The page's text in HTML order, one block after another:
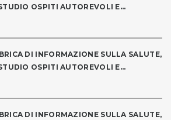
OSPITI AUTOREVOLI E...
DI INFORMAZIONE SULLA SALUTE,
OSPITI AUTOREVOLI E...
DI INFORMAZIONE SULLA SALUTE,